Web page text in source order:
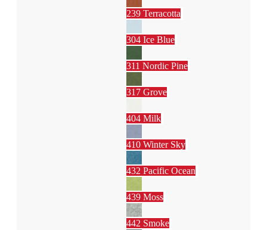
239 Terracotta
304 Ice Blue
311 Nordic Pine
317 Grove
404 Milk
410 Winter Sky
432 Pacific Ocean
439 Moss
442 Smoke